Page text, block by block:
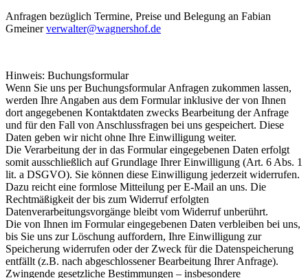
Anfragen bezüglich Termine, Preise und Belegung an Fabian
Gmeinerverwalter@wagnershof.de
Hinweis: Buchungsformular
Wenn Sie uns per Buchungsformular Anfragen zukommen lassen,
werden Ihre Angaben aus dem Formular inklusive der von Ihnen
dort angegebenen Kontaktdaten zwecks Bearbeitung der Anfrage
und für den Fall von Anschlussfragen bei uns gespeichert. Diese
Daten geben wir nicht ohne Ihre Einwilligung weiter.
Die Verarbeitung der in das Formular eingegebenen Daten erfolgt
somit ausschließlich auf Grundlage Ihrer Einwilligung (Art. 6 Abs. 1
lit. a DSGVO). Sie können diese Einwilligung jederzeit widerrufen.
Dazu reicht eine formlose Mitteilung per E-Mail an uns. Die
Rechtmäßigkeit der bis zum Widerruf erfolgten
Datenverarbeitungsvorgänge bleibt vom Widerruf unberührt.
Die von Ihnen im Formular eingegebenen Daten verbleiben bei uns,
bis Sie uns zur Löschung auffordern, Ihre Einwilligung zur
Speicherung widerrufen oder der Zweck für die Datenspeicherung
entfällt (z.B. nach abgeschlossener Bearbeitung Ihrer Anfrage).
Zwingende gesetzliche Bestimmungen – insbesondere